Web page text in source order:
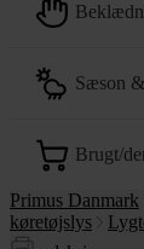
sæson
brugt/
Primus Danmark
køretøjslys